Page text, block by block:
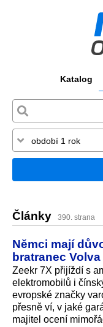
Katalog
Články 390. strana
Němci mají
bratranec
Zeekr 7X přijíždí s
elektromobilů i
evropské značky
přesně ví, v jaké
majitel ocení